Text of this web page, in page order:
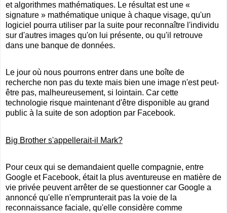
et algorithmes mathématiques. Le résultat est une «
signature » mathématique unique à chaque visage, qu'un
logiciel pourra utiliser par la suite pour reconnaître l'individu
sur d'autres images qu'on lui présente, ou qu'il retrouve
dans une banque de données.
Le jour où nous pourrons entrer dans une boîte de
recherche non pas du texte mais bien une image n'est peut-
être pas, malheureusement, si lointain. Car cette
technologie risque maintenant d'être disponible au grand
public à la suite de son adoption par Facebook.
Big Brother s'appellerait-il Mark?
Pour ceux qui se demandaient quelle compagnie, entre
Google et Facebook, était la plus aventureuse en matière de
vie privée peuvent arrêter de se questionner car Google a
annoncé qu'elle n'emprunterait pas la voie de la
reconnaissance faciale, qu'elle considère comme